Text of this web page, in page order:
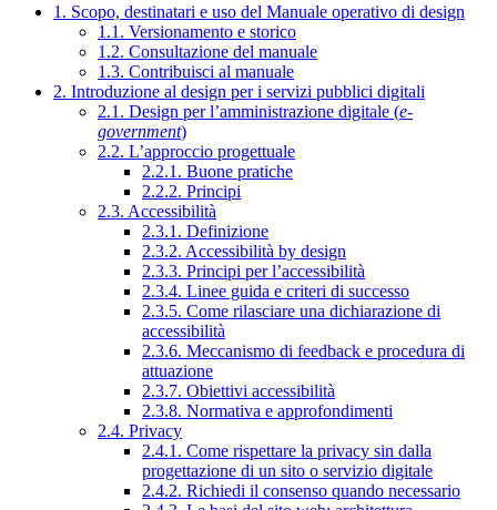
1. Scopo, destinatari e uso del Manuale operativo di design
1.1. Versionamento e storico
1.2. Consultazione del manuale
1.3. Contribuisci al manuale
2. Introduzione al design per i servizi pubblici digitali
2.1. Design per l’amministrazione digitale (e-
government)
2.2. L’approccio progettuale
2.2.1. Buone pratiche
2.2.2. Principi
2.3. Accessibilità
2.3.1. Definizione
2.3.2. Accessibilità by design
2.3.3. Principi per l’accessibilità
2.3.4. Linee guida e criteri di successo
2.3.5. Come rilasciare una dichiarazione di
accessibilità
2.3.6. Meccanismo di feedback e procedura di
attuazione
2.3.7. Obiettivi accessibilità
2.3.8. Normativa e approfondimenti
2.4. Privacy
2.4.1. Come rispettare la privacy sin dalla
progettazione di un sito o servizio digitale
2.4.2. Richiedi il consenso quando necessario